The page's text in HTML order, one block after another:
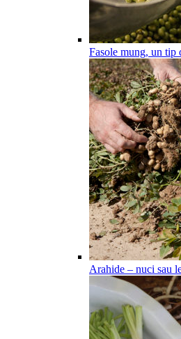
Fasole mung, un tip
Arahide – nuci sau